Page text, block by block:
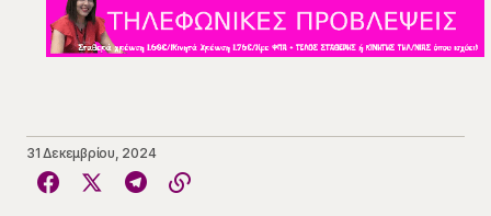
31 Δεκεμβρίου, 2024